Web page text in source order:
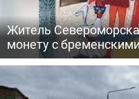
Житель
монету с